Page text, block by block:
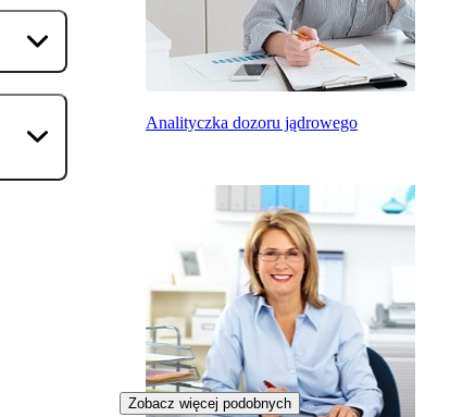
Analityczka dozoru jądrowego
Zobacz więcej podobnych